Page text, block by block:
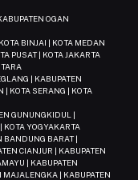
OGAN
BINJAI | KOTA MEDAN
PUSAT | KOTA JAKARTA
| KABUPATEN
| KOTA SERANG | KOTA
GUNUNGKIDUL |
KOTA YOGYAKARTA
BANDUNG BARAT |
CIANJUR | KABUPATEN
| KABUPATEN
| KABUPATEN